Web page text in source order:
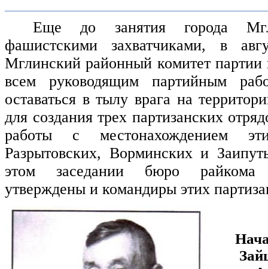
Еще до занятия города
фашистскими захватчиками, в
Мглинский районный комитет
всем руководящим партийным
оставаться в тылу врага на
для создания трех партизанских
работы с местонахождением
Разрытовских, Ворминских и
этом заседании бюро
утверждены и командиры этих